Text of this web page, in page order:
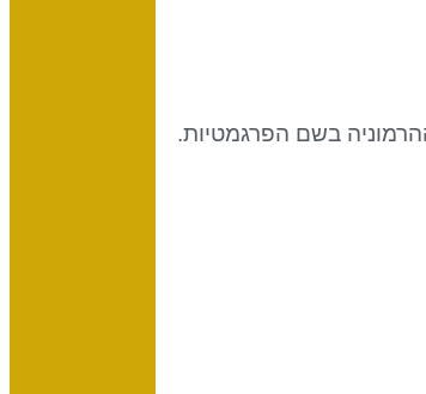
בשם הפרגמטיות.